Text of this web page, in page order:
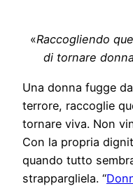
«Raccogliendo
di tornare
Una donna fugge
terrore, raccoglie
tornare viva. Non
Con la propria
quando tutto
strappargliela. “